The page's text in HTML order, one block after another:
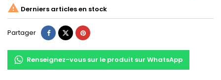
 Derniers articles en stock
Partager
Renseignez-vous sur le produit sur WhatsApp